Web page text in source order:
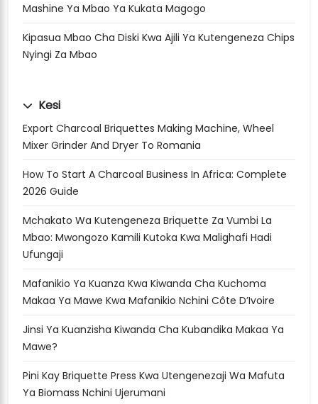
Mashine Ya Mbao Ya Kukata Magogo
Kipasua Mbao Cha Diski Kwa Ajili Ya Kutengeneza Chips
Nyingi Za Mbao
Kesi
Export Charcoal Briquettes Making Machine, Wheel
Mixer Grinder And Dryer To Romania
How To Start A Charcoal Business In Africa: Complete
2026 Guide
Mchakato Wa Kutengeneza Briquette Za Vumbi La
Mbao: Mwongozo Kamili Kutoka Kwa Malighafi Hadi
Ufungaji
Mafanikio Ya Kuanza Kwa Kiwanda Cha Kuchoma
Makaa Ya Mawe Kwa Mafanikio Nchini Côte D’Ivoire
Jinsi Ya Kuanzisha Kiwanda Cha Kubandika Makaa Ya
Mawe?
Pini Kay Briquette Press Kwa Utengenezaji Wa Mafuta
Ya Biomass Nchini Ujerumani